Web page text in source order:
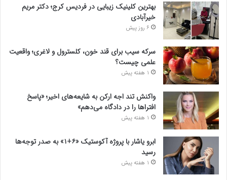
بهترین کلینیک زیبایی در فردیس کرج؛ دکتر مریم
خیرآبادی
6 روز پیش
سرکه سیب برای قند خون، کلسترول و لاغری؛ واقعیت
علمی چیست؟
1 هفته پیش
واکنش تند اجه ارکن به شایعه‌های اخیر؛ «پاسخ
افتراها را در دادگاه می‌دهم»
1 هفته پیش
ابرو یاشار با پروژه آکوستیک «۶+۱» به صدر توجه‌ها
رسید
1 هفته پیش